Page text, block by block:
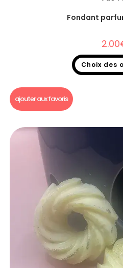
Fondant
2.00
Choix des
ajouter aux favoris